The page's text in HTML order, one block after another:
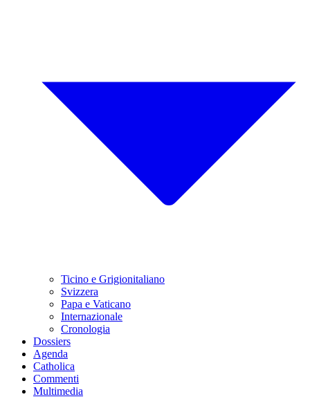
Ticino e Grigionitaliano
Svizzera
Papa e Vaticano
Internazionale
Cronologia
Dossiers
Agenda
Catholica
Commenti
Multimedia